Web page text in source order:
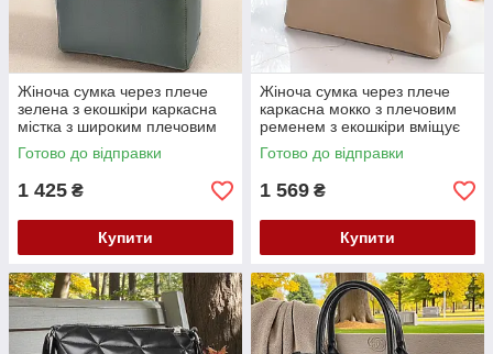
Жіноча сумка через плече
зелена з екошкіри каркасна
містка з широким плечовим
ременем
Готово до відправки
1 425 ₴
Купити
Жіноча сумка через плече
каркасна мокко з плечовим
ременем з екошкіри вміщує
А4
Готово до відправки
1 569 ₴
Купити